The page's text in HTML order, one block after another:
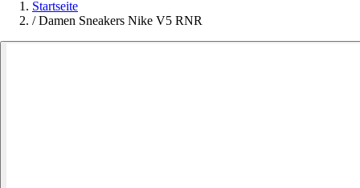
Startseite
/ Damen Sneakers Nike V5 RNR